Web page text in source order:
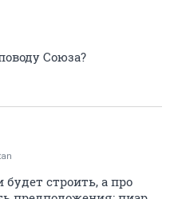
Союза?
строить, а про